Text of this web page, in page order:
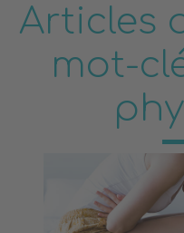
Articles
mot-